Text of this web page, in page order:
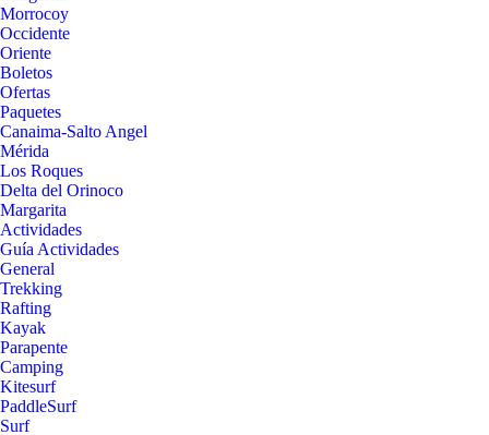
Morrocoy
Occidente
Oriente
Boletos
Ofertas
Paquetes
Canaima-Salto Angel
Mérida
Los Roques
Delta del Orinoco
Margarita
Actividades
Guía Actividades
General
Trekking
Rafting
Kayak
Parapente
Camping
Kitesurf
PaddleSurf
Surf